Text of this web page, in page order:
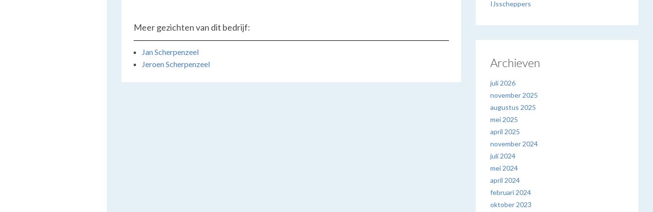
Meer gezichten van dit bedrijf:
Jan Scherpenzeel
Jeroen Scherpenzeel
IJsscheppers
Archieven
juli 2026
november 2025
augustus 2025
mei 2025
april 2025
november 2024
juli 2024
mei 2024
april 2024
februari 2024
oktober 2023